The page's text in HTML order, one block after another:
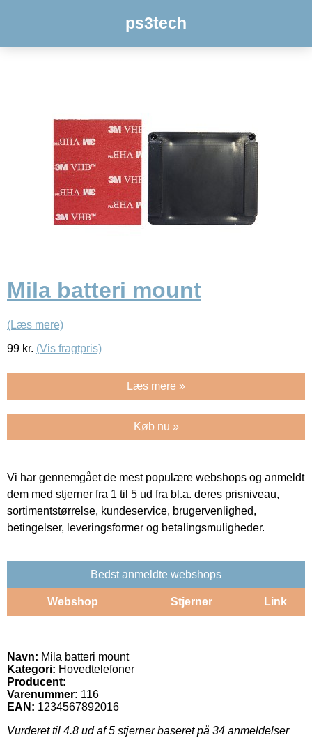
ps3tech
Mila batteri mount
(Læs mere)
99 kr. (Vis fragtpris)
Læs mere »
Køb nu »
Vi har gennemgået de mest populære webshops og anmeldt
dem med stjerner fra 1 til 5 ud fra bl.a. deres prisniveau,
sortimentstørrelse, kundeservice, brugervenlighed,
betingelser, leveringsformer og betalingsmuligheder.
Bedst anmeldte webshops
Webshop Stjerner Link
Navn: Mila batteri mount
Kategori: Hovedtelefoner
Producent:
Varenummer: 116
EAN: 1234567892016
Vurderet til 4.8 ud af 5 stjerner baseret på 34 anmeldelser